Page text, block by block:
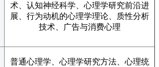
术、认知神经科学、心理学研究前沿进
展、行为动机的心理学理论、质性分析
技术、广告与消费心理
普通心理学、心理学研究方法、心理统